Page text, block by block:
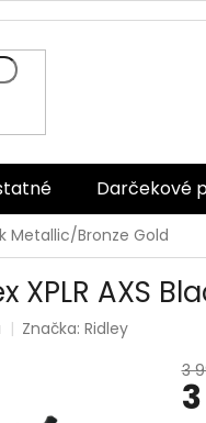
Darčekové
Metallic/Bronze Gold
XPLR AXS
Značka:Ridley
3